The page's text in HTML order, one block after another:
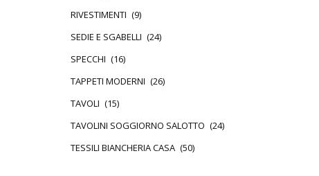
RIVESTIMENTI (9)
SEDIE E SGABELLI (24)
SPECCHI (16)
TAPPETI MODERNI (26)
TAVOLI (15)
TAVOLINI SOGGIORNO SALOTTO (24)
TESSILI BIANCHERIA CASA (50)